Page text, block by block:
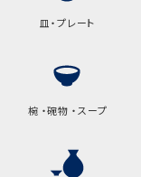
皿・プレート
椀 ・碗物 ・スープ